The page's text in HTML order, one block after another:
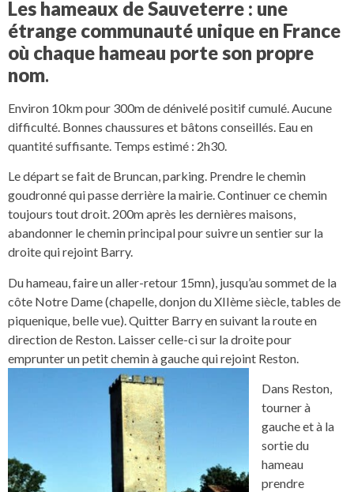
Les hameaux de Sauveterre : une
étrange communauté unique en France
où chaque hameau porte son propre
nom.
Environ 10km pour 300m de dénivelé positif cumulé. Aucune
difficulté. Bonnes chaussures et bâtons conseillés. Eau en
quantité suffisante. Temps estimé : 2h30.
Le départ se fait de Bruncan, parking. Prendre le chemin
goudronné qui passe derrière la mairie. Continuer ce chemin
toujours tout droit. 200m après les dernières maisons,
abandonner le chemin principal pour suivre un sentier sur la
droite qui rejoint Barry.
Du hameau, faire un aller-retour 15mn), jusqu’au sommet de la
côte Notre Dame (chapelle, donjon du XIIème siècle, tables de
piquenique, belle vue). Quitter Barry en suivant la route en
direction de Reston. Laisser celle-ci sur la droite pour
emprunter un petit chemin à gauche qui rejoint Reston.
Dans Reston,
tourner à
gauche et à la
sortie du
hameau
prendre